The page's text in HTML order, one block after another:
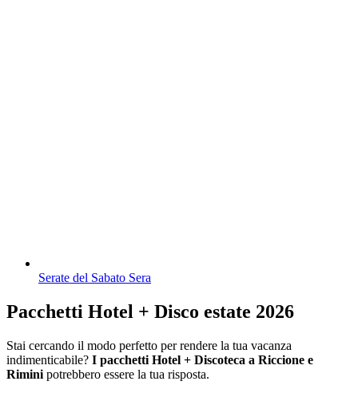
Serate del Sabato Sera
Pacchetti Hotel + Disco estate 2026
Stai cercando il modo perfetto per rendere la tua vacanza
indimenticabile? I pacchetti Hotel + Discoteca a Riccione e
Rimini potrebbero essere la tua risposta.